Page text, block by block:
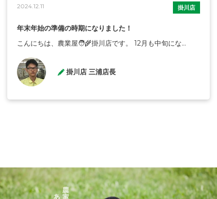
2024.12.11 掛川店
年末年始の準備の時期になりました！
こんにちは、農業屋🧑‍🌾掛川店です。 12月も中旬にな...
掛川店 三浦店長